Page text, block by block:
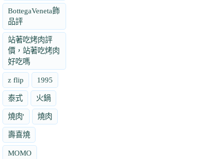
BottegaVeneta飾
品評
站著吃烤肉評
價，站著吃烤肉
好吃嗎
z flip 1995
泰式 火鍋
燒肉' 燒肉
壽喜燒
MOMO